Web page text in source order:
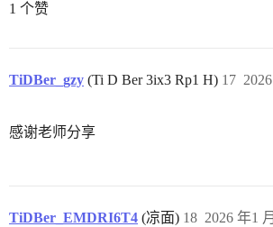
1 个赞
TiDBer_gzy (Ti D Ber 3ix3 Rp1 H) 17
感谢老师分享
TiDBer_EMDRI6T4 (凉面) 2026 年1
18